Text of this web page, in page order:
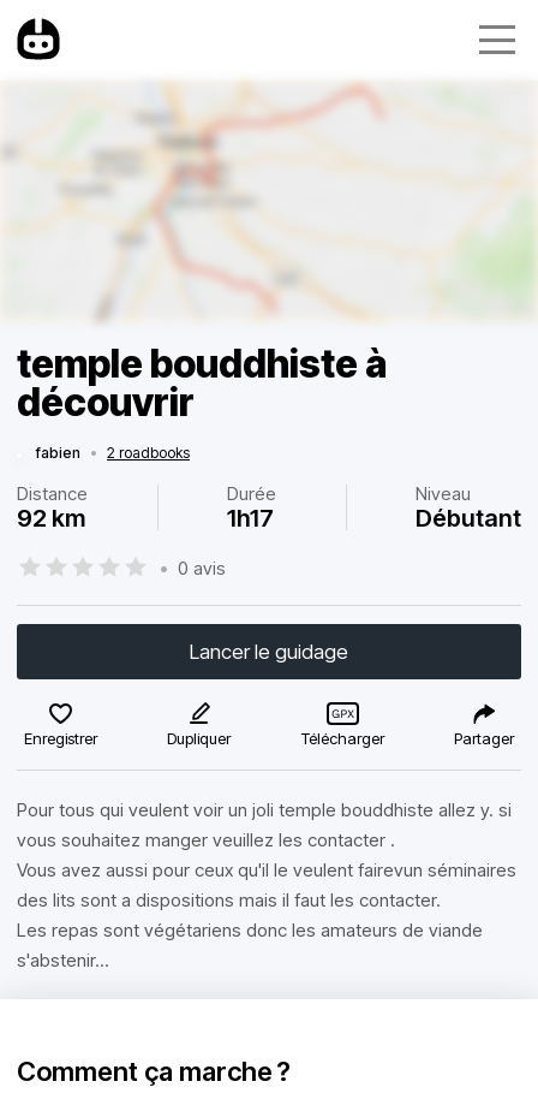
temple bouddhiste à
découvrir
fabien • 2 roadbooks
Distance
92 km
Durée
1h17
Niveau
Débutant
• 0 avis
Lancer le guidage
Enregistrer Dupliquer Télécharger Partager
Pour tous qui veulent voir un joli temple bouddhiste allez y. si
vous souhaitez manger veuillez les contacter .
Vous avez aussi pour ceux qu'il le veulent fairevun séminaires
des lits sont a dispositions mais il faut les contacter.
Les repas sont végétariens donc les amateurs de viande
s'abstenir...
Comment ça marche ?